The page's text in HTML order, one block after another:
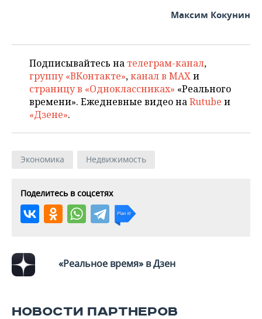
Максим Кокунин
Подписывайтесь на телеграм-канал,
группу «ВКонтакте»,канал в MAXи
страницу в «Одноклассниках» «Реального
времени». Ежедневные видео наRutube и
«Дзене».
Экономика Недвижимость
Поделитесь в соцсетях
«Реальное время» в Дзен
НОВОСТИ ПАРТНЕРОВ